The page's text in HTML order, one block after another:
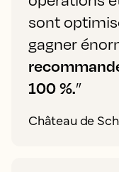
sont
gagner
100 %.”
Château de